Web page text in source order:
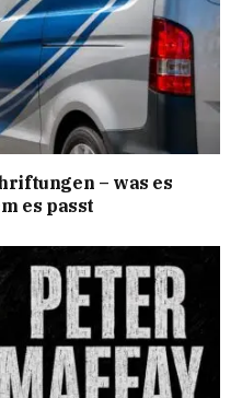
– was es
es passt